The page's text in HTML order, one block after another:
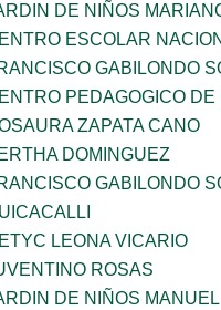
DE NIÑOS
ESCOLAR
GABILONDO
PEDAGOGICO
ZAPATA CANO
DOMINGUEZ
GABILONDO
LEONA VICARIO
ROSAS
DE NIÑOS